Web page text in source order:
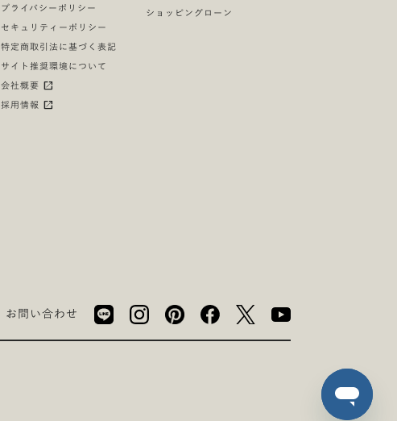
プライバシーポリシー
セキュリティーポリシー
特定商取引法に基づく表記
サイト推奨環境について
会社概要
採用情報
ショッピングローン
お問い合わせ